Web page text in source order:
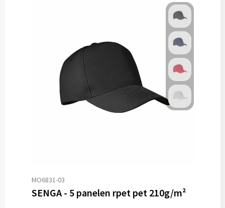
MO6831-03
SENGA - 5 panelen rpet pet 210g/m²